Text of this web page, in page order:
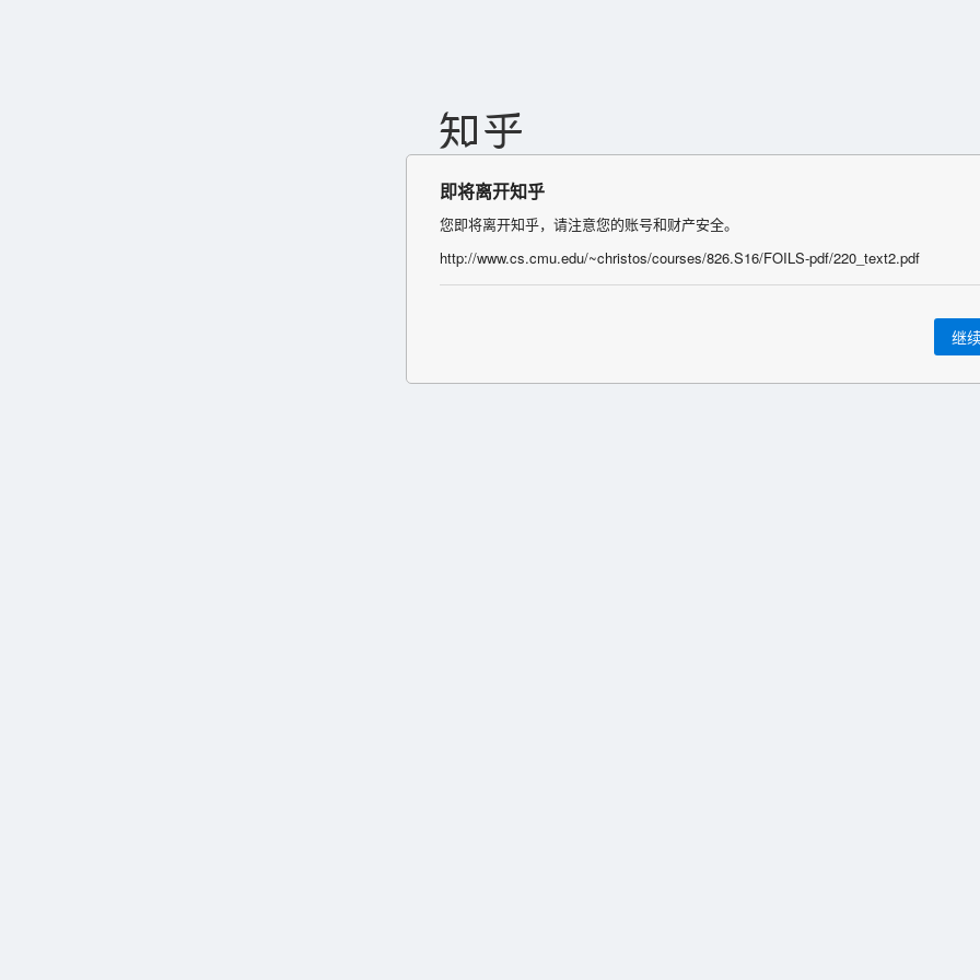
即将离开知乎
您即将离开知乎，请注意您的账号和财产安全。
http://www.cs.cmu.edu/~christos/courses/826.S16/FOILS-pdf/220_text2.pdf
继